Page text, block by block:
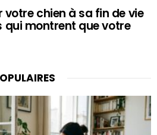
chien à sa fin de vie
qui montrent que votre